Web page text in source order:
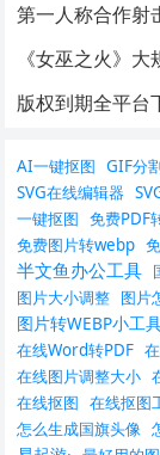
第一人称合作射
《女巫之火》
版权到期全平台
AI一键抠图 GIF分
SVG在线编辑器
一键抠图 免费PDF
免费图片转webp
半文鱼办公工具
图片大小调整 图片
图片转WEBP小工
在线Word转PDF
在线图片调整大小
在线抠图 在线抠图
怎么生成国旗头像